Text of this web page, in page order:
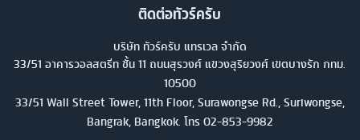
ติดต่อทัวร์ครับ
บริษัท ทัวร์ครับ แทรเวล จำกัด
33/51 อาคารวอลสตรีท ชั้น 11 ถนนสุรวงศ์ แขวงสุริยวงศ์ เขตบางรัก กทม.
10500
33/51 Wall Street Tower, 11th Floor, Surawongse Rd., Suriwongse,
Bangrak, Bangkok. โทร 02-853-9982